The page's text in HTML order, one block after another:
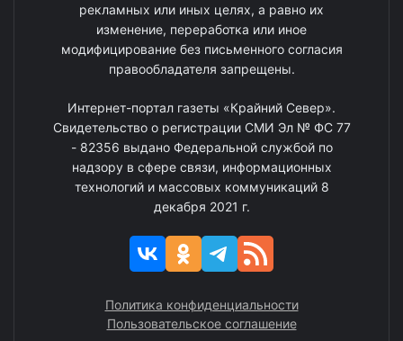
рекламных или иных целях, а равно их
изменение, переработка или иное
модифицирование без письменного согласия
правообладателя запрещены.
Интернет-портал газеты «Крайний Север».
Свидетельство о регистрации СМИ Эл № ФС 77
- 82356 выдано Федеральной службой по
надзору в сфере связи, информационных
технологий и массовых коммуникаций 8
декабря 2021 г.
Политика конфиденциальности
Пользовательское соглашение